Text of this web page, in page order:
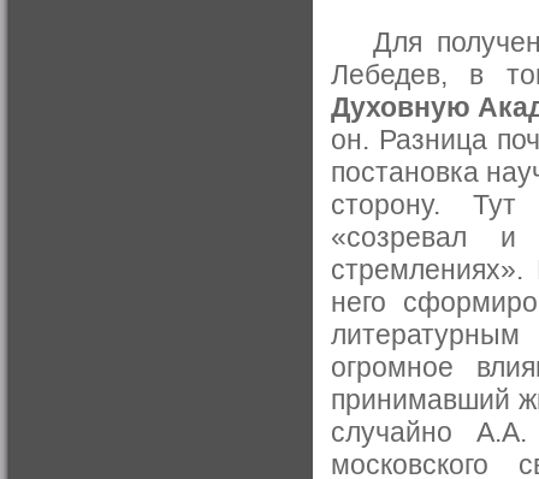
Для
Лебедев, в
Духовную
он. Разница
постановка
сторону. Тут
«созревал
него
огромное
принимавший
случайно
московского